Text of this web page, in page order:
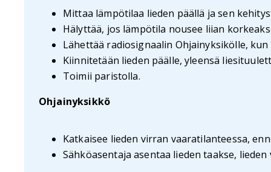
Mittaa lämpötilaa lieden päällä ja sen
Hälyttää, jos lämpötila nousee liian
Lähettää radiosignaalin Ohjainyksikölle,
Kiinnitetään lieden päälle, yleensä
Toimii paristolla.
Ohjainyksikkö
Katkaisee lieden virran vaaratilanteessa,
Sähköasentaja asentaa lieden taakse,